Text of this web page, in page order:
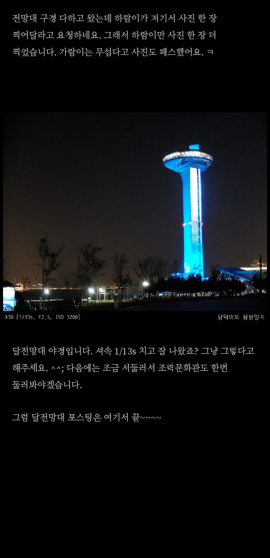
전망대 구경 다하고 왔는데 하람이가 저기서 사진 한 장
찍어달라고 요청하네요. 그래서 하람이만 사진 한 장 더
찍었습니다. 가람이는 무섭다고 사진도 패스했어요. ㅋ
달전망대 야경입니다. 셔속 1/13s 치고 잘 나왔죠? 그냥 그렇다고
해주세요. ^^; 다음에는 조금 서둘러서 조력문화관도 한번
둘러봐야겠습니다.
그럼 달전망대 포스팅은 여기서 끝~~~~